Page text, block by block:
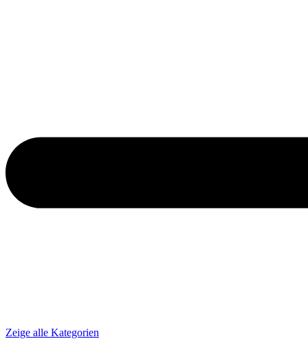
Zeige alle Kategorien